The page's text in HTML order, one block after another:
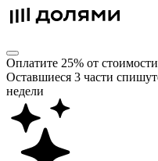
Оплатите 25% от
Оставшиеся 3 части
недели